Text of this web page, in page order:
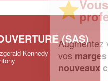
(SAS)
Kennedy
un
?
chiffre d'affaireset
en gagnant de